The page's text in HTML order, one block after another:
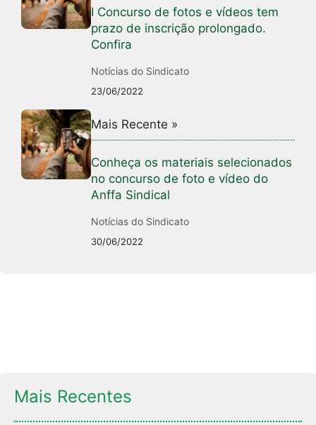
I Concurso de fotos e vídeos tem
prazo de inscrição prolongado.
Confira
Notícias do Sindicato
23/06/2022
Mais Recente »
Conheça os materiais selecionados
no concurso de foto e vídeo do
Anffa Sindical
Notícias do Sindicato
30/06/2022
Mais Recentes